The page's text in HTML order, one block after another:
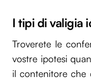
I tipi di valigia
Troverete le
vostre ipotesi
il contenitore che